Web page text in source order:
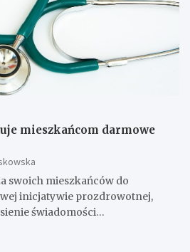
mieszkańcom darmowe
swoich mieszkańców do
inicjatywie prozdrowotnej,
świadomości…